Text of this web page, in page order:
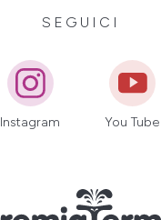
SEGUICI
Instagram You Tube